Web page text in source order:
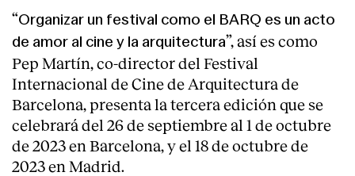
About
“Organizar un festival como el BARQ es un acto
de amor al cine y la arquitectura”, así es como
Pep Martín, co-director del Festival
Internacional de Cine de Arquitectura de
Barcelona, presenta la tercera edición que se
celebrará del 26 de septiembre al 1 de octubre
de 2023 en Barcelona, y el 18 de octubre de
2023 en Madrid.